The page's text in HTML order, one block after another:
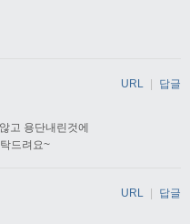
고 용단내린것에
드려요~
URL 답글
URL 답글